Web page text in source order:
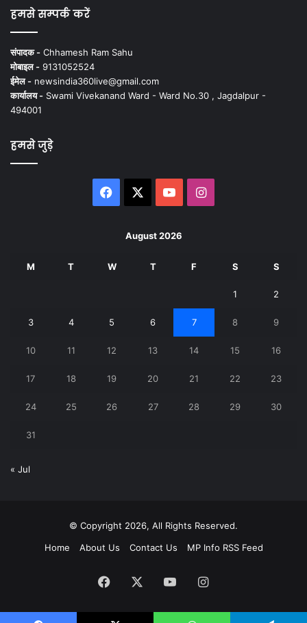
हमसे सम्पर्क करें
संपादक - Chhamesh Ram Sahu
मोबाइल - 9131052524
ईमेल - newsindia360live@gmail.com
कार्यालय - Swami Vivekanand Ward - Ward No.30 , Jagdalpur -
494001
हमसे जुड़े
Facebook YouTubeInstagram
August 2026
M T W T F S S
1 2
3 4 5 6 7 8 9
10 11 12 13 14 15 16
17 18 19 20 21 22 23
24 25 26 27 28 29 30
31
« Jul
© Copyright 2026, All Rights Reserved.
Home
About Us Contact Us MP Info RSS Feed
Facebook YouTubeInstagram